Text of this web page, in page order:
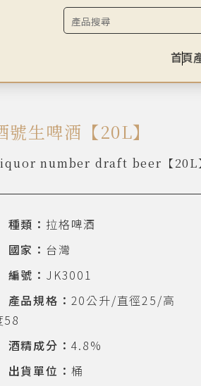
首頁
號生啤酒【20L】
number draft beer【20L
種類： 拉格啤酒
國家： 台灣
編號： JK3001
產品規格： 20公升/直徑25/高
58
酒精成分： 4.8%
出貨單位： 桶